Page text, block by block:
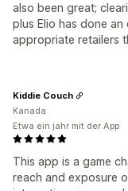
also been great;
plus Elio has done
appropriate retailers
This app is a game
reach and exposure
Kiddie Couch
Kanada
Etwa ein jahr mit der App